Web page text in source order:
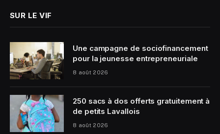
SUR LE VIF
Une campagne de sociofinancement
pour la jeunesse entrepreneuriale
8 août 2026
250 sacs à dos offerts gratuitement à
de petits Lavallois
8 août 2026